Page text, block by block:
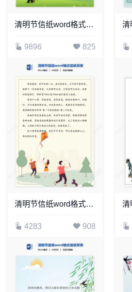
清明节信纸word格式信纸背景word模板电子信纸WPS(9)
9896 825
清明节信纸word格式信纸背景word模板电子信纸WPS(11)
4283 908